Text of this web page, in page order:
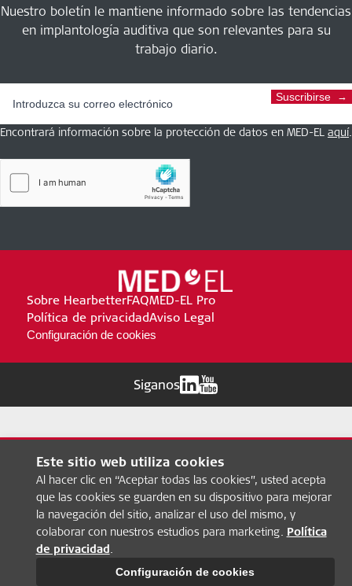
Nuestro boletín le mantiene informado sobre las tendencias
en implantología auditiva que son relevantes para su
trabajo diario.
Suscribirse
Encontrará información sobre la protección de datos en MED-EL aquí.
Sobre HearbetterFAQMED-EL Pro
Política de privacidadAviso Legal
Configuración de cookies
Siganos
Este sitio web utiliza cookies
Al hacer clic en “Aceptar todas las cookies”, usted acepta
que las cookies se guarden en su dispositivo para mejorar
la navegación del sitio, analizar el uso del mismo, y
colaborar con nuestros estudios para marketing. Política
de privacidad.
Configuración de cookies